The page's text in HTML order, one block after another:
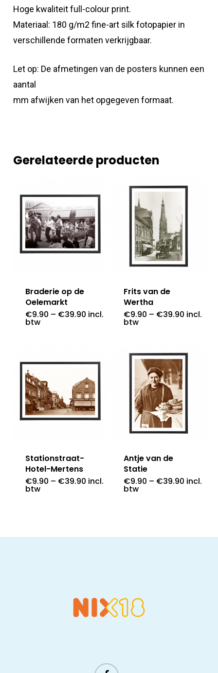
Hoge kwaliteit full-colour print.
Materiaal: 180 g/m2 fine-art silk fotopapier in
verschillende formaten verkrijgbaar.
Let op: De afmetingen van de posters kunnen een
aantal
mm afwijken van het opgegeven formaat.
Gerelateerde producten
Braderie op de
Oelemarkt
€9.90 – €39.90 incl.
btw
Frits van de
Wertha
€9.90 – €39.90 incl.
btw
Stationstraat-
Hotel-Mertens
€9.90 – €39.90 incl.
btw
Antje van de
Statie
€9.90 – €39.90 incl.
btw
facebook